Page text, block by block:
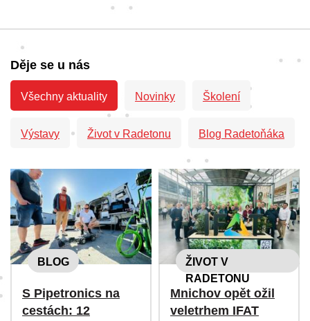
Děje se u nás
Všechny aktuality Novinky Školení
Výstavy Život v Radetonu Blog Radetoňáka
BLOG
S Pipetronics na
cestách: 12
ŽIVOT V
RADETONU
Mnichov opět ožil
veletrhem IFAT